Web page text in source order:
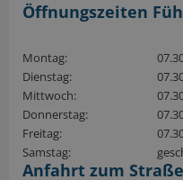
Öffnungszeiten
Montag:
Dienstag:
Mittwoch:
Donnerstag:
Freitag:
Samstag:
Anfahrt zum